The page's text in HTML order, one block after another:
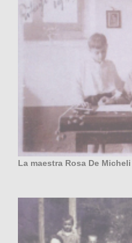
La maestra Rosa De